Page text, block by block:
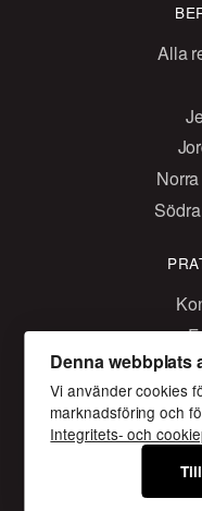
Alla
Box 14038 167 14,
08 - 453 68 00
Denna webbplats
Vi använder cookies
marknadsföring och
Integritets- och